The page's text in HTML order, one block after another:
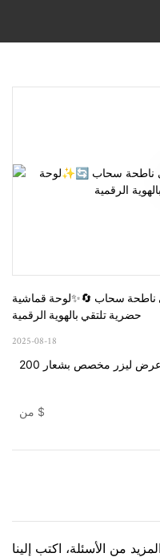
ناطحة سحاب 🔄✨لوحة قماشية
حضرية تلتقي بالهوية الرقمية
2025-08-18
$
من الأسئلة، اكتب إلينا